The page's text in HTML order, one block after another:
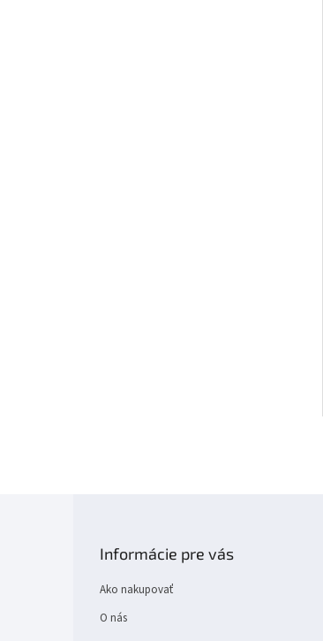
Informácie pre vás
Ako nakupovať
O nás